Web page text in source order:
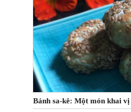
Bánh sa-kê: Một món khai